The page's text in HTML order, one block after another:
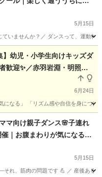
5月15日
いませんか？／ ダンスって、運動神
POP
】幼児・小学生向けキッズダ
歓迎✨／赤羽岩淵・明照幼
6月24日
になる」 「リズム感や自信を身につ
キッズダンススクール
マ向け親子ダンス🌸子連れ
｜お腹まわりが気になる方
5月15日
れ、筋肉の問題です 💪 ／ 産後ある